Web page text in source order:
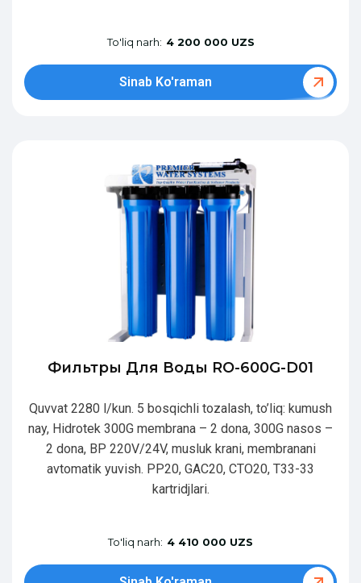
To'liq narh: 4 200 000 UZS
Sinab Ko'raman
Фильтры Для Воды RO-600G-D01
Quvvat 2280 l/kun. 5 bosqichli tozalash, to’liq: kumush
nay, Hidrotek 300G membrana – 2 dona, 300G nasos –
2 dona, BP 220V/24V, musluk krani, membranani
avtomatik yuvish. PP20, GAC20, CTO20, T33-33
kartridjlari.
To'liq narh: 4 410 000 UZS